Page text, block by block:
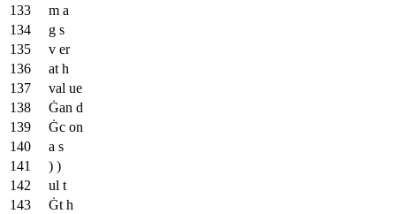
m a
g s
v er
at h
val ue
Ġan d
Ġc on
a s
) )
ul t
Ġt h